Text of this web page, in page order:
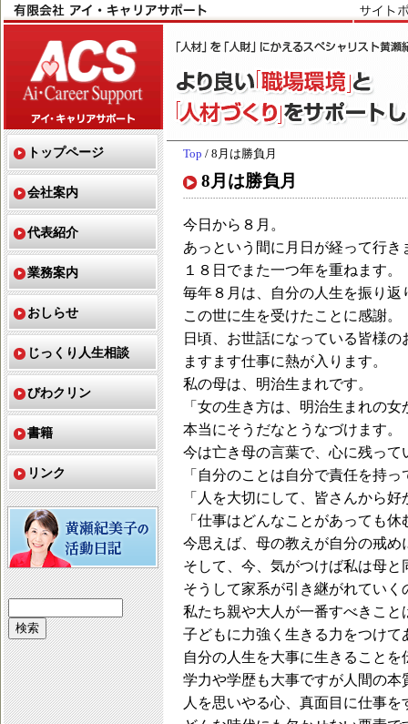
Top / 8月は勝負月
8月は勝負月
今日から８月。
あっという間に月日が経って行き
１８日でまた一つ年を重ねます。
毎年８月は、自分の人生を振り返
この世に生を受けたことに感謝。
日頃、お世話になっている皆様
ますます仕事に熱が入ります。
私の母は、明治生まれです。
「女の生き方は、明治生まれの
本当にそうだなとうなづけます。
今は亡き母の言葉で、心に残って
「自分のことは自分で責任を持
「人を大切にして、皆さんから
「仕事はどんなことがあっても
今思えば、母の教えが自分の戒め
そして、今、気がつけば私は母
そうして家系が引き継がれていく
私たち親や大人が一番すべきこと
子どもに力強く生きる力をつけて
自分の人生を大事に生きること
学力や学歴も大事ですが人間の
人を思いやる心、真面目に仕事を
トップページ
会社案内
代表紹介
業務案内
おしらせ
じっくり人生相談
びわクリン
書籍
リンク